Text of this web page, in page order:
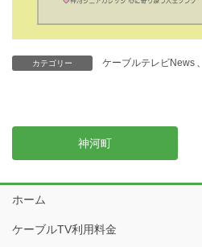
カテゴリー ケーブルテレビNews 、
神河町
ホーム
ケーブルTV利用料金